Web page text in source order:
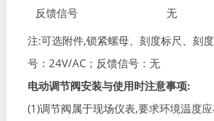
反馈信号
无
注:可选附件,锁紧螺母、刻度标尺、刻
号：24V/AC；反馈信号：无
电动调节阀安装与使用时注意事项:
(1)调节阀属于现场仪表,要求环境温度